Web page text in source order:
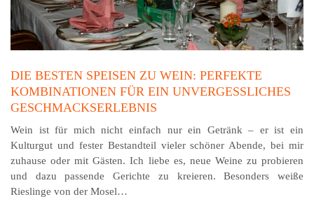
DIE BESTEN SPEISEN ZU WEIN: PERFEKTE
KOMBINATIONEN FÜR EIN UNVERGESSLICHES
GESCHMACKSERLEBNIS
Wein ist für mich nicht einfach nur ein Getränk – er ist ein
Kulturgut und fester Bestandteil vieler schöner Abende, bei mir
zuhause oder mit Gästen. Ich liebe es, neue Weine zu probieren
und dazu passende Gerichte zu kreieren. Besonders weiße
Rieslinge von der Mosel…